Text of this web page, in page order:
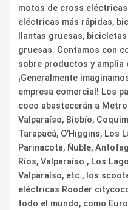
motos de cross
eléctricas más rápidas,
llantas gruesas,
gruesas. Contamos con
sobre productos y amplia
¡Generalmente
empresa comercial! Los
coco abastecerán a
Valparaíso, Biobío,
Tarapacá, O’Higgins, Los
Parinacota, Ñuble,
Ríos, Valparaíso , Los
Valparaíso, etc., los
eléctricas Rooder
todo el mundo, como